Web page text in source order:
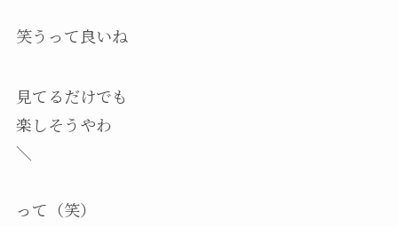
笑うって良いね
見てるだけでも
楽しそうやわ
＼
って（笑）